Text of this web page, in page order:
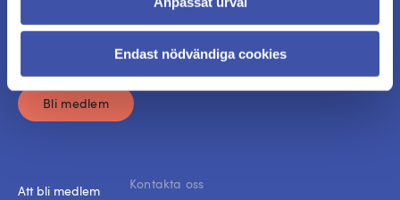
Endast nödvändiga cookies
Bli medlem i DIK idag. Specialistfackförbundet
som tryggar dina och dina kollegors arbetsdagar.
Bli medlem
Att bli medlem
Kontakta oss